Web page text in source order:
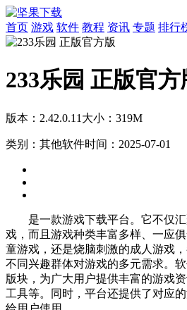
首页 游戏 软件 教程 资讯 专题 排行
233乐园 正版官方
版本：2.42.0.11 大小：319M
类别：其他软件时间：2025-07-01
是一款游戏下载平台。它不仅
戏，而且游戏种类丰富多样、一应
童游戏，还是烧脑刺激的成人游戏
不同兴趣群体对游戏的多元需求。
版块，为广大用户提供丰富的游戏
工具等。同时，平台还提供了对应